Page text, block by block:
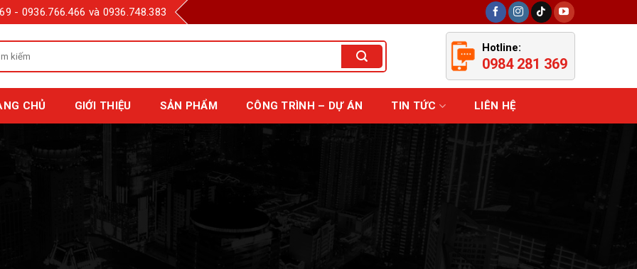
- 0936.766.466 và 0936.748.383
Hotline:
0984 281 369
CHỦ GIỚI THIỆU SẢN PHẨM CÔNG TRÌNH – DỰ ÁN TIN TỨC LIÊN HỆ